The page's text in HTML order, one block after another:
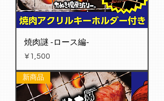
焼肉謎 -ロース編-
Price
¥1,500
新商品